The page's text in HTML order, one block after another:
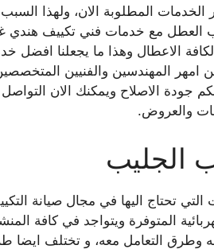
المطلوبة الان، ولهذا
العطل مع خدمات فني تكييف
الاعطال وهذا ما يجعلنا افضل
امهر المهندسين والفنيين
جودة الاصلاح ويمكنك الان
والعروض.
الجليب
تحتاج اليها في مجال صيانة
المتوفرة ويتواجد في كافة
وطرق التعامل معه، و تختلف ايضا